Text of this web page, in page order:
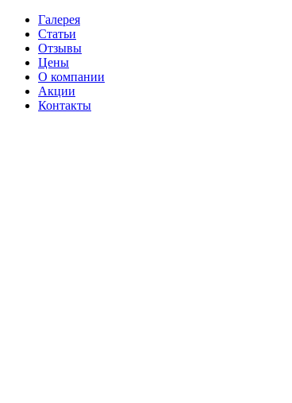
Галерея
Статьи
Отзывы
Цены
О компании
Акции
Контакты